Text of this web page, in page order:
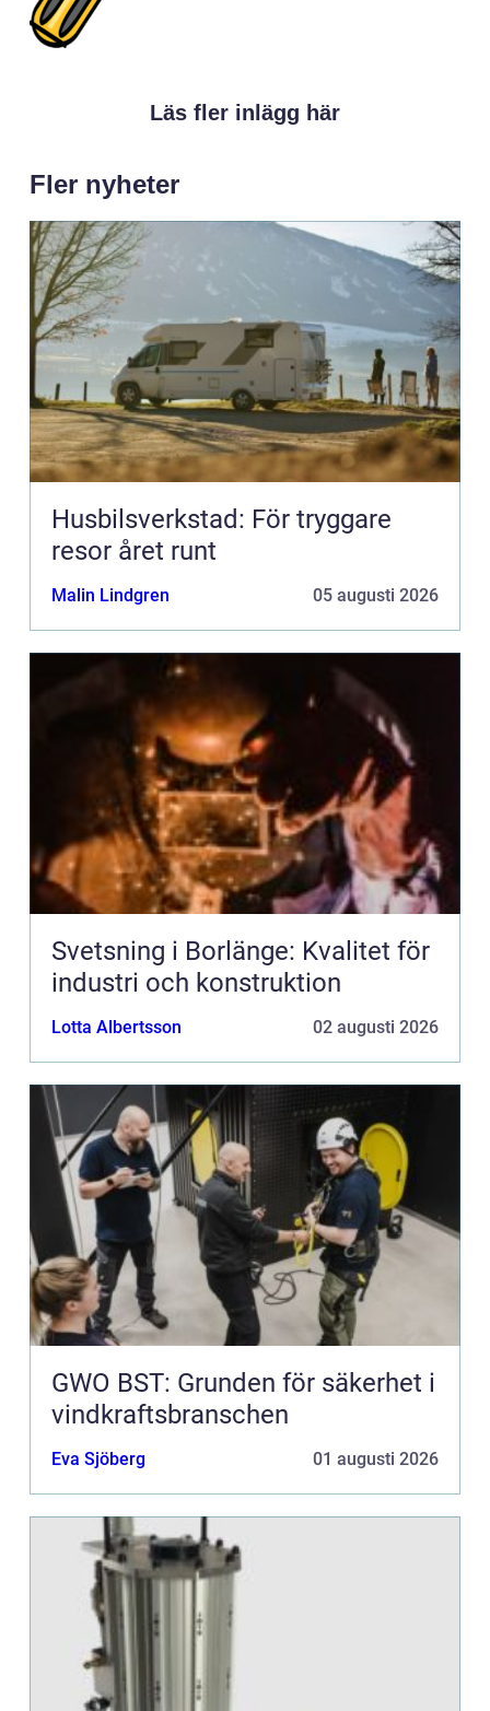
Läs fler inlägg här
Fler nyheter
Husbilsverkstad: För tryggare
resor året runt
Malin Lindgren 05 augusti 2026
Svetsning i Borlänge: Kvalitet för
industri och konstruktion
Lotta Albertsson 02 augusti 2026
GWO BST: Grunden för säkerhet i
vindkraftsbranschen
Eva Sjöberg 01 augusti 2026